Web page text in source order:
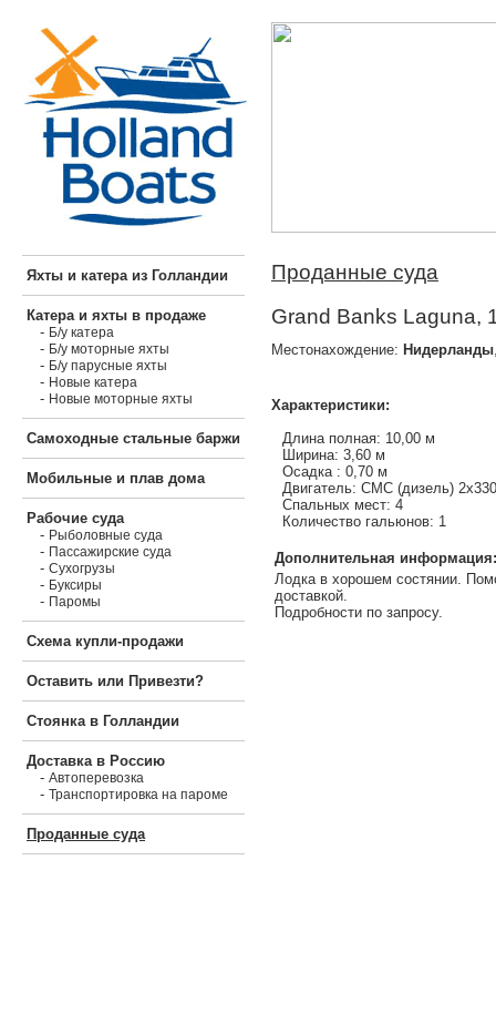
Яхты и катера из Голландии
Катера и яхты в продаже
- Б/у катера
- Б/у моторные яхты
- Б/у парусные яхты
- Новые катера
- Новые моторные яхты
Самоходные стальные баржи
Мобильные и плав дома
Рабочие суда
- Рыболовные суда
- Пассажирские суда
- Сухогрузы
- Буксиры
- Паромы
Схема купли-продажи
Оставить или Привезти?
Стоянка в Голландии
Доставка в Россию
- Автоперевозка
- Транспортировка на пароме
Проданные суда
Проданные суда
Grand Banks Laguna,
Местонахождение: Нидерланды
Характеристики:
Длина полная: 10,00 м
Ширина: 3,60 м
Осадка : 0,70 м
Двигатель: CMC (дизель)
Спальных мест: 4
Количество гальюнов: 1
Дополнительная информация:
Лодка в хорошем состянии.
доставкой.
Подробности по запросу.